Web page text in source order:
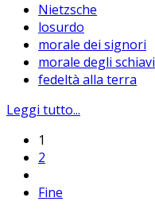
Nietzsche
losurdo
morale dei signori
morale degli schiavi
fedeltà alla terra
Leggi tutto...
1
2
Fine